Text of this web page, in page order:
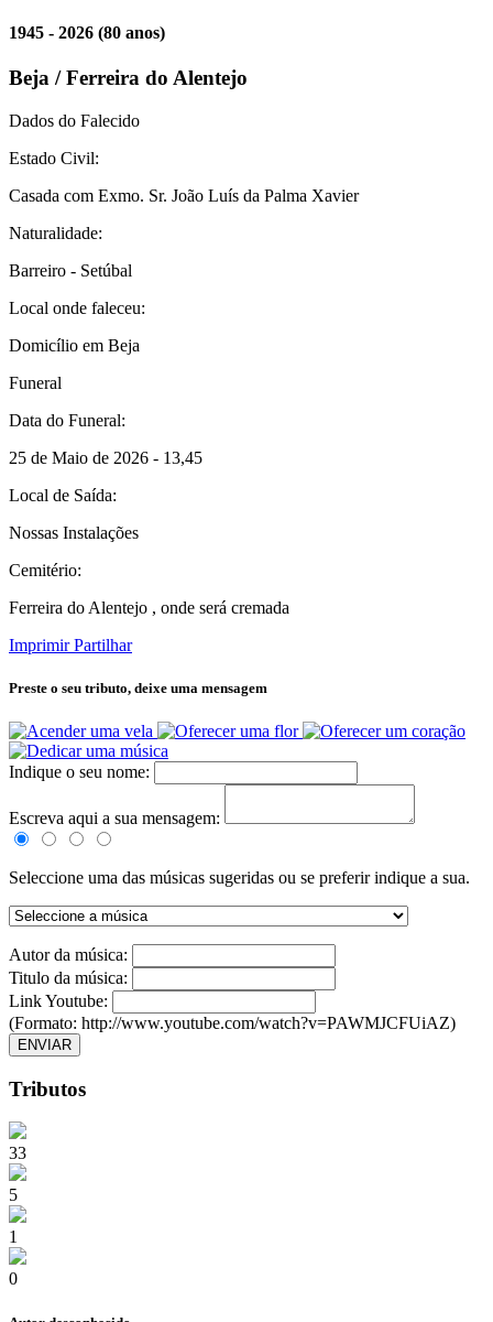
1945 - 2026 (80 anos)
Beja / Ferreira do Alentejo
Dados do Falecido
Estado Civil:
Casada com Exmo. Sr. João Luís da Palma Xavier
Naturalidade:
Barreiro - Setúbal
Local onde faleceu:
Domicílio em Beja
Funeral
Data do Funeral:
25 de Maio de 2026 - 13,45
Local de Saída:
Nossas Instalações
Cemitério:
Ferreira do Alentejo , onde será cremada
Imprimir Partilhar
Preste o seu tributo, deixe uma mensagem
Indique o seu nome:
Escreva aqui a sua mensagem:
Seleccione uma das músicas sugeridas ou se preferir indique a sua.
Autor da música:
Titulo da música:
Link Youtube:
(Formato: http://www.youtube.com/watch?v=PAWMJCFUiAZ)
ENVIAR
Tributos
33
5
1
0